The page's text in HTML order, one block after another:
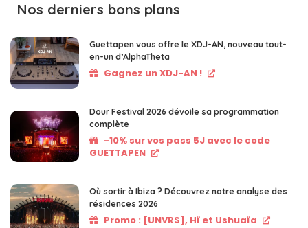
Nos derniers bons plans
Guettapen vous offre le XDJ-AN, nouveau tout-
en-un d’AlphaTheta
Gagnez un XDJ-AN !
Dour Festival 2026 dévoile sa programmation
complète
-10% sur vos pass 5J avec le code
GUETTAPEN
Où sortir à Ibiza ? Découvrez notre analyse des
résidences 2026
Promo : [UNVRS], Hï et Ushuaïa